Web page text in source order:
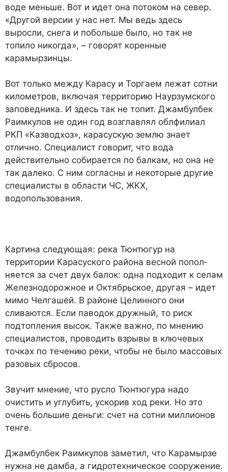
воде меньше. Вот и идет она пото­ком на север.
«Другой версии у нас нет. Мы ведь здесь
выросли, снега и побольше было, но так не
топило никогда», – говорят коренные
карамырзинцы.
Вот только между Карасу и Торгаем лежат сотни
кило­метров, включая территорию Наурзумского
заповедника. И здесь так не топит. Джамбулбек
Раимкулов не один год возглав­лял облфилиал
РКП «Казвод­хоз», карасускую землю знает
отлично. Специалист говорит, что вода
действительно собира­ется по балкам, но она не
так да­леко. С ним согласны и некото­рые другие
специалисты в обла­сти ЧС, ЖКХ,
водопользования.
Картина следующая: река Тюнтюгур на
территории Ка­расуского района весной попол­
няется за счет двух балок: одна подходит к селам
Железнодо­рожное и Октябрьское, другая – идет
мимо Челгашей. В рай­оне Целинного они
сливаются. Если паводок дружный, то риск
подтопления высок. Также важ­но, по мнению
специалистов, проводить взрывы в ключевых
точках по течению реки, что­бы не было массовых
разовых сбросов.
Звучит мнение, что русло Тюнтюгура надо
очистить и углубить, ускорив ход реки. Но это
очень большие деньги: счет на сотни миллионов
тенге.
Джамбулбек Раимкулов за­метил, что Карамырзе
нужна не дамба, а гидротехническое сооружение.